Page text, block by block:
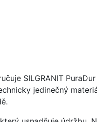
SILGRANIT
jedinečný